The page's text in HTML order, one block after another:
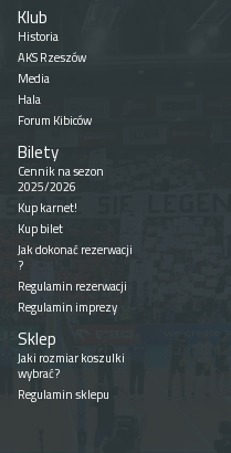
Klub
Historia
AKS Rzeszów
Media
Hala
Forum Kibiców
Bilety
Cennik na sezon
2025/2026
Kup karnet!
Kup bilet
Jak dokonać rezerwacji
?
Regulamin rezerwacji
Regulamin imprezy
Sklep
Jaki rozmiar koszulki
wybrać?
Regulamin sklepu